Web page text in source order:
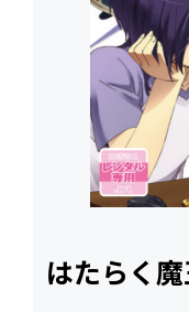
はたらく